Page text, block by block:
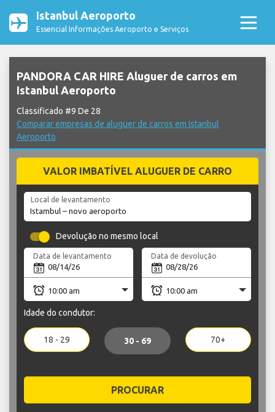
Istanbul Aeroporto
Essencial Informações Aeroporto e Serviços
PANDORA CAR HIRE Aluguer de carros em
Istanbul Aeroporto
Classificado #9 De 28
Comparar empresas de aluguer de carros em Istanbul
Aeroporto
VALOR IMBATÍVEL ALUGUER DE CARRO
Local de levantamento
Devolução no mesmo local
Data de levantamento Data de devolução
Idade do condutor:
18 - 29 30 - 69 70+
PROCURAR